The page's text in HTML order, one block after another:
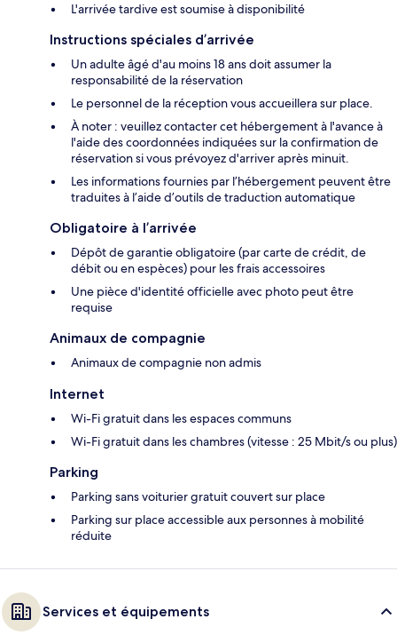
L'arrivée tardive est soumise à disponibilité
Instructions spéciales d’arrivée
Un adulte âgé d'au moins 18 ans doit assumer la
responsabilité de la réservation
Le personnel de la réception vous accueillera sur place.
À noter : veuillez contacter cet hébergement à l'avance à
l'aide des coordonnées indiquées sur la confirmation de
réservation si vous prévoyez d'arriver après minuit.
Les informations fournies par l’hébergement peuvent être
traduites à l’aide d’outils de traduction automatique
Obligatoire à l’arrivée
Dépôt de garantie obligatoire (par carte de crédit, de
débit ou en espèces) pour les frais accessoires
Une pièce d'identité officielle avec photo peut être
requise
Animaux de compagnie
Animaux de compagnie non admis
Internet
Wi-Fi gratuit dans les espaces communs
Wi-Fi gratuit dans les chambres (vitesse : 25 Mbit/s ou plus)
Parking
Parking sans voiturier gratuit couvert sur place
Parking sur place accessible aux personnes à mobilité
réduite
Services et équipements